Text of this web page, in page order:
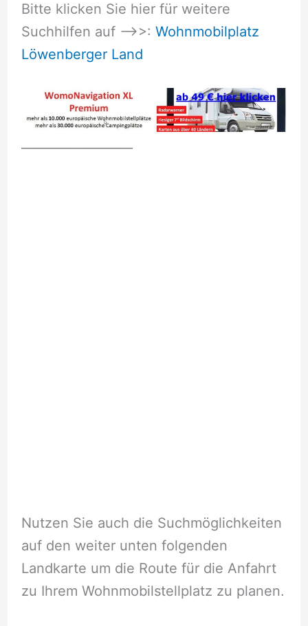
Bitte klicken Sie hier für weitere
Suchhilfen auf –>>: Wohnmobilplatz
Löwenberger Land
Nutzen Sie auch die Suchmöglichkeiten
auf den weiter unten folgenden
Landkarte um die Route für die Anfahrt
zu Ihrem Wohnmobilstellplatz zu planen.